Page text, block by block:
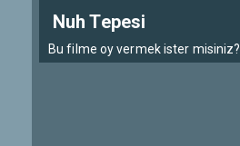
Nuh Tepesi
Bu filme oy vermek ister misiniz?